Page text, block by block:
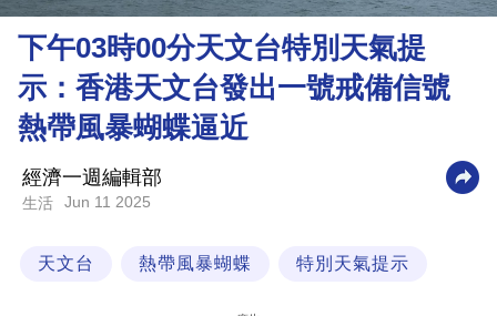
理
財
商
業
科
技
場
下午03時00分天文台特別天氣提
示：香港天文台發出一號戒備信號
熱帶風暴蝴蝶逼近
經濟一週編輯部
生活 Jun 11 2025
天文台 熱帶風暴蝴蝶 特別天氣提示